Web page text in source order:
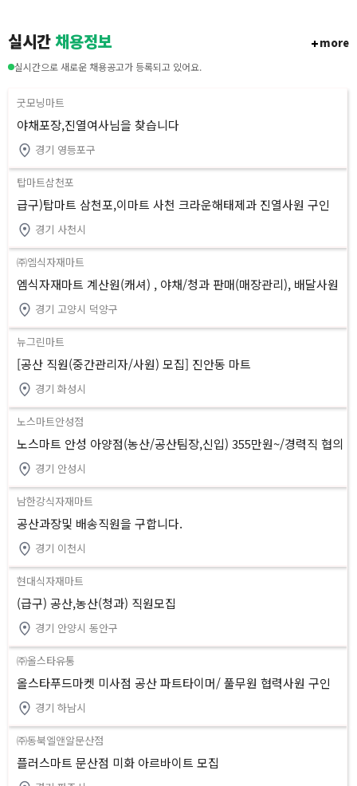
실시간채용정보 more
실시간으로 새로운 채용공고가 등록되고 있어요.
굿모닝마트
야채포장,진열여사님을 찾습니다
경기 영등포구
탑마트삼천포
급구)탑마트 삼천포,이마트 사천 크라운해태제과 진열사원 구인
경기 사천시
㈜엠식자재마트
엠식자재마트 계산원(캐셔) , 야채/청과 판매(매장관리), 배달사원
모집
경기 고양시 덕양구
뉴그린마트
[공산 직원(중간관리자/사원) 모집] 진안동 마트
경기 화성시
노스마트안성점
노스마트 안성 아양점(농산/공산팀장,신입) 355만원~/경력직 협의
경기 안성시
남한강식자재마트
공산과장및 배송직원을 구합니다.
경기 이천시
현대식자재마트
(급구) 공산,농산(청과) 직원모집
경기 안양시 동안구
㈜올스타유통
올스타푸드마켓 미사점 공산 파트타이머/ 풀무원 협력사원 구인
경기 하남시
㈜동북엘앤알문산점
플러스마트 문산점 미화 아르바이트 모집